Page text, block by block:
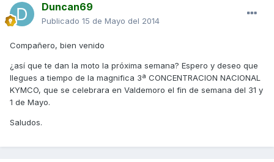
Duncan69
Publicado 15 de Mayo del 2014
Compañero, bien venido
¿así que te dan la moto la próxima semana? Espero y deseo que
llegues a tiempo de la magnifica 3ª CONCENTRACION NACIONAL
KYMCO, que se celebrara en Valdemoro el fin de semana del 31 y
1 de Mayo.
Saludos.